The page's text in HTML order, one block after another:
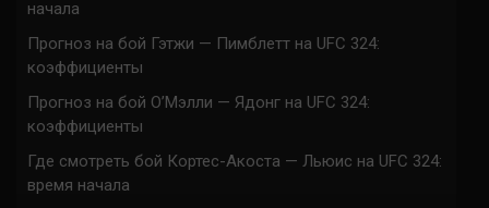
начала
Прогноз на бой Гэтжи — Пимблетт на UFC 324:
коэффициенты
Прогноз на бой О’Мэлли — Ядонг на UFC 324:
коэффициенты
Где смотреть бой Кортес-Акоста — Льюис на UFC 324:
время начала